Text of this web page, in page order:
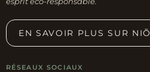
EN SAVOIR PLUS SUR NIÕ
RÉSEAUX SOCIAUX